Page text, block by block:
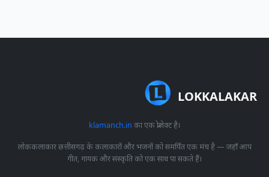
LOKKALAKAR
klamanch.in का एक प्रोजेक्ट है।
लोककलाकार छत्तीसगढ़ के कलाकारों और भजनों को समर्पित एक मंच है — जहाँ आप
गीत, गायक और संस्कृति को एक साथ पा सकते हैं।